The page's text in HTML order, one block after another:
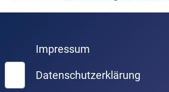
Impressum
Datenschutzerklärung